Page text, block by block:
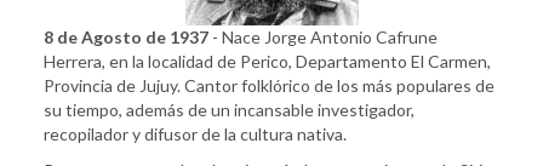
8 de Agosto de 1937 - Nace Jorge Antonio Cafrune
Herrera, en la localidad de Perico, Departamento El Carmen,
Provincia de Jujuy. Cantor folklórico de los más populares de
su tiempo, además de un incansable investigador,
recopilador y difusor de la cultura nativa.